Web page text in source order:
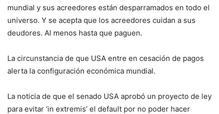
mundial y sus acreedores están desparramados en todo el
universo. Y se acepta que los acreedores cuidan a sus
deudores. Al menos hasta que paguen.
La circunstancia de que USA entre en cesación de pagos
alerta la configuración económica mundial.
La noticia de que el senado USA aprobó un proyecto de ley
para evitar ‘in extremis’ el default por no poder hacer